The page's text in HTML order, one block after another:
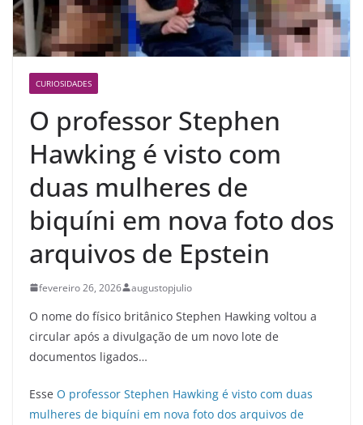
CURIOSIDADES
O professor Stephen
Hawking é visto com
duas mulheres de
biquíni em nova foto dos
arquivos de Epstein
fevereiro 26, 2026 augustopjulio
O nome do físico britânico Stephen Hawking voltou a
circular após a divulgação de um novo lote de
documentos ligados…
Esse O professor Stephen Hawking é visto com duas
mulheres de biquíni em nova foto dos arquivos de